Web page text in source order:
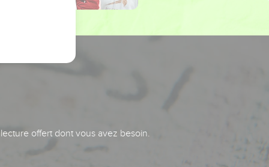
offert dont vous avez besoin.